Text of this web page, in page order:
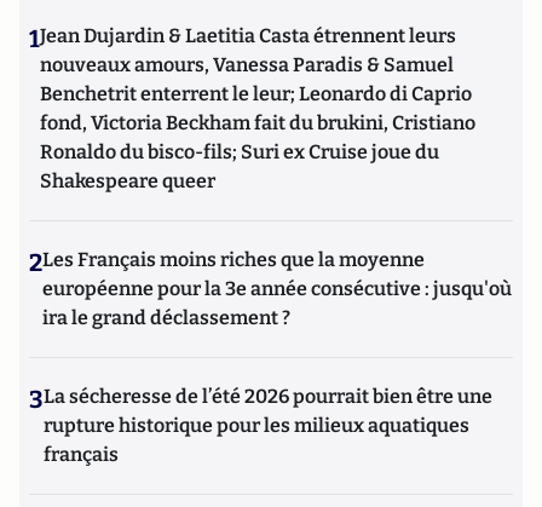
1Jean Dujardin & Laetitia Casta étrennent leurs
nouveaux amours, Vanessa Paradis & Samuel
Benchetrit enterrent le leur; Leonardo di Caprio
fond, Victoria Beckham fait du brukini, Cristiano
Ronaldo du bisco-fils; Suri ex Cruise joue du
Shakespeare queer
2Les Français moins riches que la moyenne
européenne pour la 3e année consécutive : jusqu'où
ira le grand déclassement ?
3La sécheresse de l’été 2026 pourrait bien être une
rupture historique pour les milieux aquatiques
français